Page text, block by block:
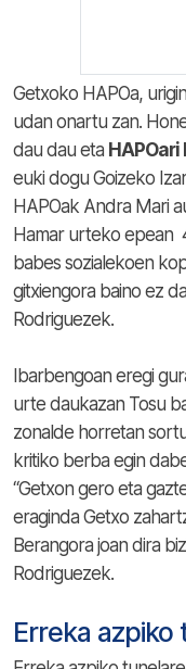
Getxoko HAPOa,
udan onartu zan.
dau dau eta HAPOari
euki dogu Goizeko
HAPOak Andra Mari
Hamar urteko epean
babes sozialekoen
gitxiengora baino ez
Rodriguezek.
Ibarbengoan eregi
urte daukazan Tosu
zonalde horretan
kritiko berba egin
“Getxon gero eta
eraginda Getxo
Berangora joan dira
Rodriguezek.
Erreka azpiko